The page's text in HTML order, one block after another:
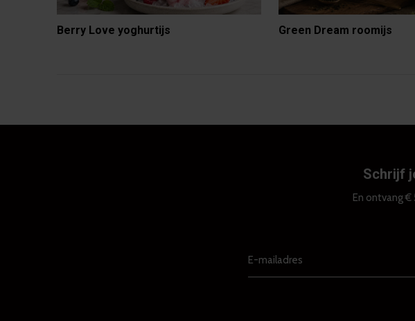
Berry Love yoghurtijs Green Dream roomijs
Schrijf
En ontvang